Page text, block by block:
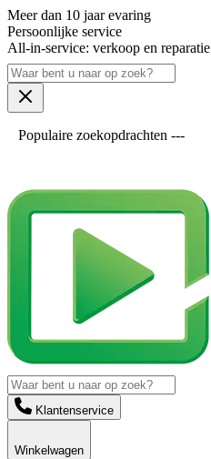
Meer dan 10 jaar evaring
Persoonlijke service
All-in-service: verkoop en reparatie
Populaire zoekopdrachten ---
Klantenservice
Winkelwagen